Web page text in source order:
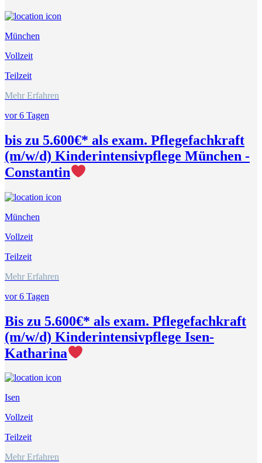
München
Vollzeit
Teilzeit
Mehr Erfahren
vor 6 Tagen
bis zu 5.600€* als exam. Pflegefachkraft
(m/w/d) Kinderintensivpflege München -
Constantin
München
Vollzeit
Teilzeit
Mehr Erfahren
vor 6 Tagen
Bis zu 5.600€* als exam. Pflegefachkraft
(m/w/d) Kinderintensivpflege Isen-
Katharina
Isen
Vollzeit
Teilzeit
Mehr Erfahren